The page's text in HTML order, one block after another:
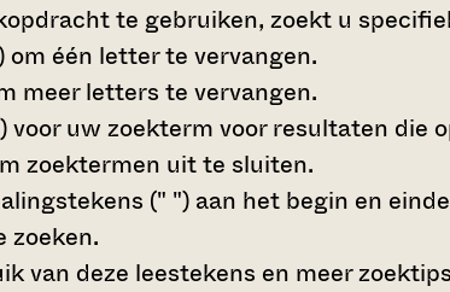
te gebruiken, zoekt u
om één letter te vervangen.
meer letters te vervangen.
voor uw zoekterm voor resultaten die
zoektermen uit te sluiten.
(" ") aan het begin en
zoeken.
van deze leestekens en meer